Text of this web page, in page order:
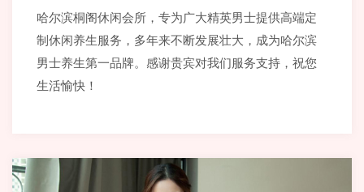
哈尔滨桐阁休闲会所，专为广大精英男士提供高端定
制休闲养生服务，多年来不断发展壮大，成为哈尔滨
男士养生第一品牌。感谢贵宾对我们服务支持，祝您
生活愉快！